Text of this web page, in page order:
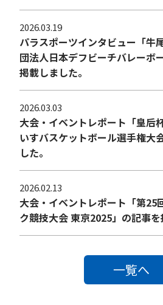
2026.03.19
パラスポーツインタビュー「牛
団法人日本デフビーチバレーボ
掲載しました。
2026.03.03
大会・イベントレポート「皇后
いすバスケットボール選手権大
した。
2026.02.13
大会・イベントレポート「第25
ク競技大会 東京2025」の記事を
一覧へ